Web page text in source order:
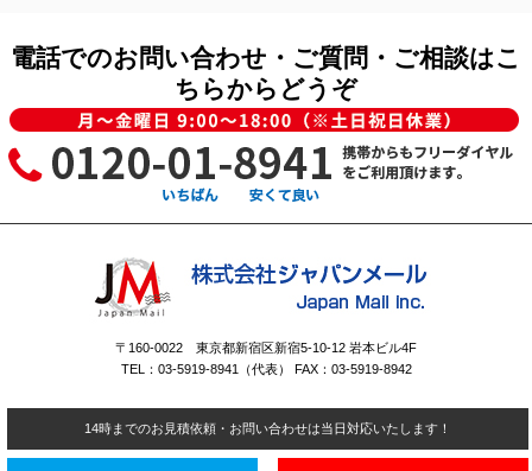
電話でのお問い合わせ・ご質問・ご相談はこ
ちらからどうぞ
〒160-0022 東京都新宿区新宿5-10-12 岩本ビル4F
TEL：03-5919-8941（代表） FAX：03-5919-8942
14時までのお見積依頼・お問い合わせは当日対応いたします！